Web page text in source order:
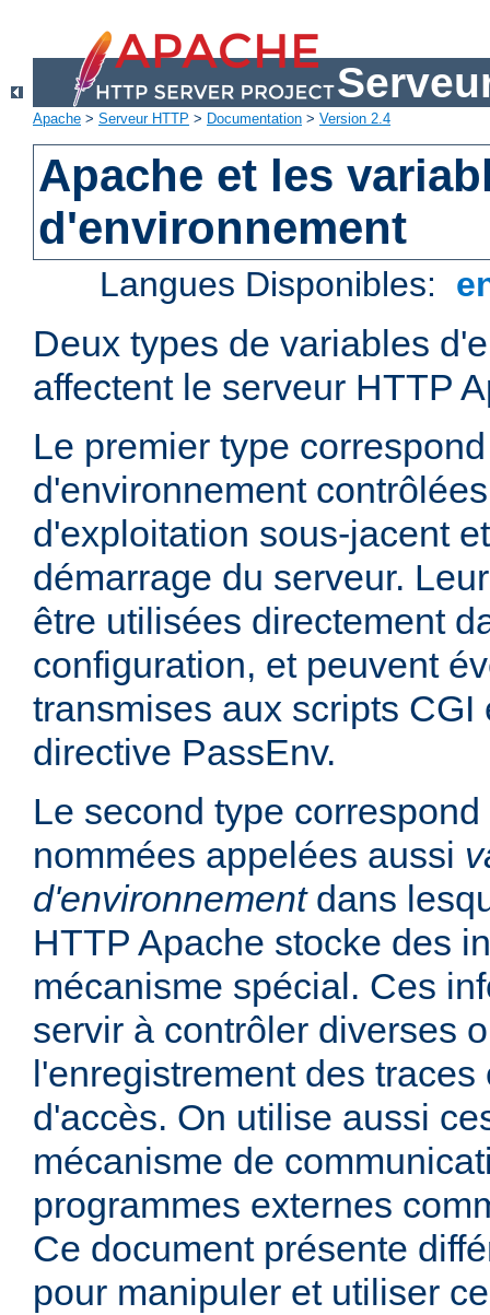
Apache > Serveur HTTP > Documentation > Version 2.4
Apache et les
d'environnement
Langues Disponibles:
Deux types de variables
affectent le serveur HTTP
Le premier type
d'environnement
d'exploitation sous-jacent
démarrage du serveur.
être utilisées directement
configuration, et peuvent
transmises aux scripts CGI
directive PassEnv.
Le second type
nommées appelées aussi
d'environnementdans
HTTP Apache stocke des
mécanisme spécial. Ces
servir à contrôler diverses
l'enregistrement des traces
d'accès. On utilise aussi
mécanisme de
programmes externes
Ce document présente
pour manipuler et utiliser